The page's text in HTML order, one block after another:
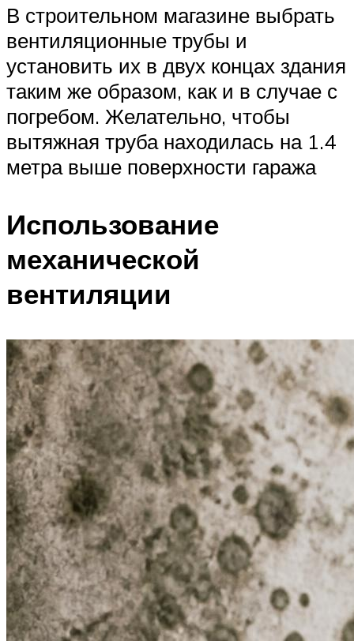
В строительном магазине выбрать
вентиляционные трубы и
установить их в двух концах здания
таким же образом, как и в случае с
погребом. Желательно, чтобы
вытяжная труба находилась на 1.4
метра выше поверхности гаража
Использование
механической
вентиляции